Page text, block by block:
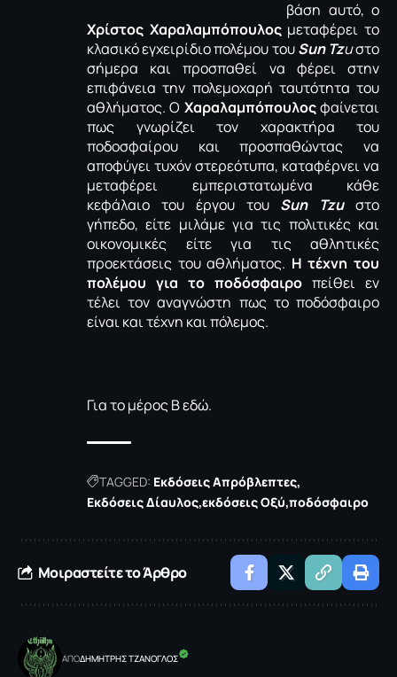
βάση αυτό, ο
Χρίστος Χαραλαμπόπουλοςμεταφέρει το
κλασικό εγχειρίδιο πολέμου τουSunTzuστο
σήμερα και προσπαθεί να φέρει στην
επιφάνεια την πολεμοχαρή ταυτότητα του
αθλήματος. Ο Χαραλαμπόπουλοςφαίνεται
πως γνωρίζει τον χαρακτήρα του
ποδοσφαίρου και προσπαθώντας να
αποφύγει τυχόν στερεότυπα, καταφέρνει να
μεταφέρει εμπεριστατωμένα κάθε
κεφάλαιο του έργου του Sun Tzuστο
γήπεδο, είτε μιλάμε για τις πολιτικές και
οικονομικές είτε για τις αθλητικές
προεκτάσεις του αθλήματος. Η τέχνη του
πολέμου για το ποδόσφαιρο πείθει εν
τέλει τον αναγνώστη πως το ποδόσφαιρο
είναι και τέχνη και πόλεμος.
Για το μέρος Βεδώ.
TAGGED: Εκδόσεις Απρόβλεπτες
Εκδόσεις Δίαυλος εκδόσεις Οξύ ποδόσφαιρο
Μοιραστείτε το Άρθρο
ΑΠΟΔΗΜΗΤΡΗΣ ΤΖΑΝΟΓΛΟΣ